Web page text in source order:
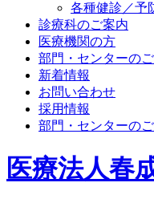
各種健診／予
診療科のご案内
医療機関の方
部門・センターの
新着情報
お問い合わせ
採用情報
部門・センターの
医療法人春